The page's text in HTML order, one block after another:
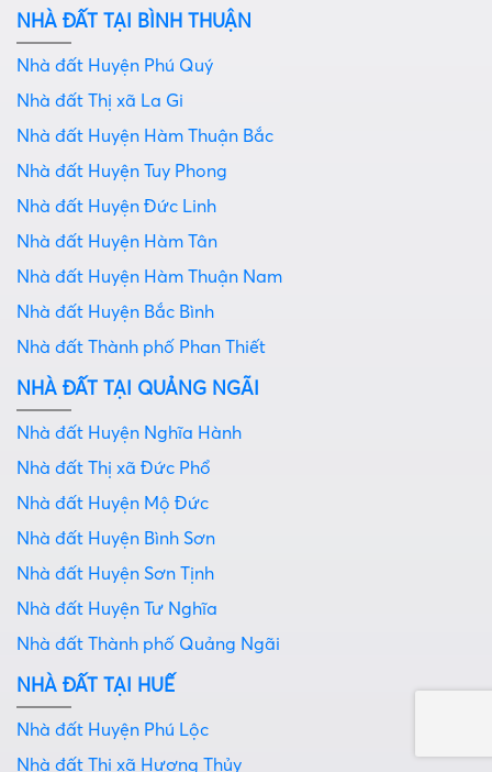
NHÀ ĐẤT TẠI BÌNH THUẬN
Nhà đất Huyện Phú Quý
Nhà đất Thị xã La Gi
Nhà đất Huyện Hàm Thuận Bắc
Nhà đất Huyện Tuy Phong
Nhà đất Huyện Đức Linh
Nhà đất Huyện Hàm Tân
Nhà đất Huyện Hàm Thuận Nam
Nhà đất Huyện Bắc Bình
Nhà đất Thành phố Phan Thiết
NHÀ ĐẤT TẠI QUẢNG NGÃI
Nhà đất Huyện Nghĩa Hành
Nhà đất Thị xã Đức Phổ
Nhà đất Huyện Mộ Đức
Nhà đất Huyện Bình Sơn
Nhà đất Huyện Sơn Tịnh
Nhà đất Huyện Tư Nghĩa
Nhà đất Thành phố Quảng Ngãi
NHÀ ĐẤT TẠI HUẾ
Nhà đất Huyện Phú Lộc
Nhà đất Thị xã Hương Thủy